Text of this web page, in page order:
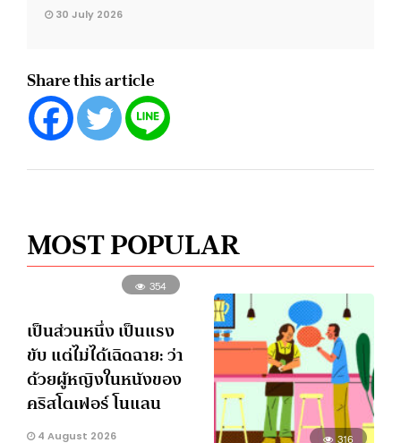
30 July 2026
Share this article
MOST POPULAR
354
เป็นส่วนหนึ่ง เป็นแรง
ขับ แต่ไม่ได้เฉิดฉาย: ว่า
ด้วยผู้หญิงในหนังของ
คริสโตเฟอร์ โนแลน
4 August 2026 316